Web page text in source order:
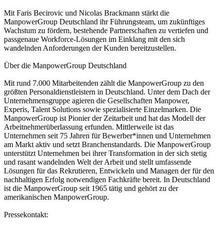
Mit Faris Becirovic und Nicolas Brackmann stärkt die
ManpowerGroup Deutschland ihr Führungsteam, um zukünftiges
Wachstum zu fördern, bestehende Partnerschaften zu vertiefen und
passgenaue Workforce-Lösungen im Einklang mit den sich
wandelnden Anforderungen der Kunden bereitzustellen.
Über die ManpowerGroup Deutschland
Mit rund 7.000 Mitarbeitenden zählt die ManpowerGroup zu den
größten Personaldienstleistern in Deutschland. Unter dem Dach der
Unternehmensgruppe agieren die Gesellschaften Manpower,
Experis, Talent Solutions sowie spezialisierte Einzelmarken. Die
ManpowerGroup ist Pionier der Zeitarbeit und hat das Modell der
Arbeitnehmerüberlassung erfunden. Mittlerweile ist das
Unternehmen seit 75 Jahren für Bewerber*innen und Unternehmen
am Markt aktiv und setzt Branchenstandards. Die ManpowerGroup
unterstützt Unternehmen bei ihrer Transformation in der sich stetig
und rasant wandelnden Welt der Arbeit und stellt umfassende
Lösungen für das Rekrutieren, Entwickeln und Managen der für den
nachhaltigen Erfolg notwendigen Fachkräfte bereit. In Deutschland
ist die ManpowerGroup seit 1965 tätig und gehört zu der
amerikanischen ManpowerGroup.
Pressekontakt: